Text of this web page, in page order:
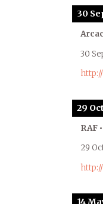
30
30
29
RAF
29
14